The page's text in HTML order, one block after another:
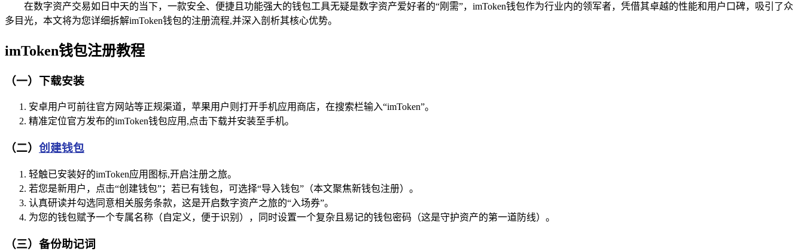
在数字资产交易如日中天的当下，一款安全、便捷且功能强大的钱包工具无疑是数字资产爱好者的“刚需”，imToken钱包作为行业内的领军者，凭借其卓越的性能和用户口碑，吸引了众
多目光，本文将为您详细拆解imToken钱包的注册流程,并深入剖析其核心优势。
imToken钱包注册教程
（一）下载安装
安卓用户可前往官方网站等正规渠道，苹果用户则打开手机应用商店，在搜索栏输入“imToken”。
精准定位官方发布的imToken钱包应用,点击下载并安装至手机。
（二） 创建钱包
轻触已安装好的imToken应用图标,开启注册之旅。
若您是新用户，点击“创建钱包”；若已有钱包，可选择“导入钱包”（本文聚焦新钱包注册）。
认真研读并勾选同意相关服务条款，这是开启数字资产之旅的“入场券”。
为您的钱包赋予一个专属名称（自定义，便于识别），同时设置一个复杂且易记的钱包密码（这是守护资产的第一道防线）。
（三）备份助记词